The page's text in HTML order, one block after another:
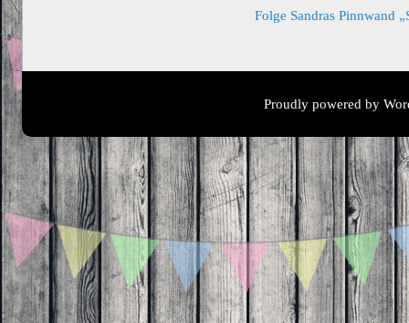
Folge Sandras Pinnwand
Proudly powered by